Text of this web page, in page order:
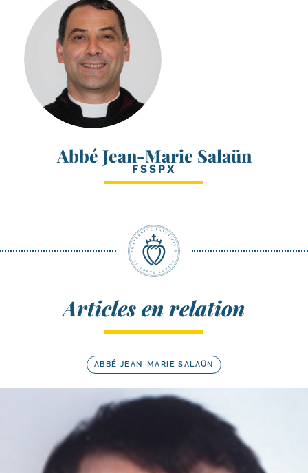
Abbé Jean-Marie Salaün
FSSPX
Articles en relation
ABBÉ JEAN-MARIE SALAÜN